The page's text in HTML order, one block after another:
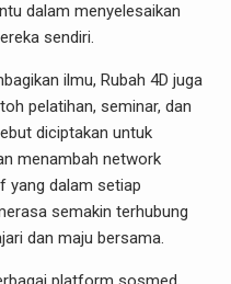
dalam menyelesaikan
sendiri.
ilmu, Rubah 4D juga
pelatihan, seminar, dan
diciptakan untuk
menambah network
dalam setiap
semakin terhubung
dan maju bersama.